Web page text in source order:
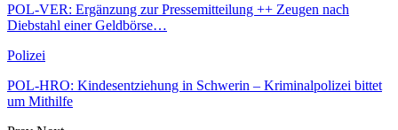
POL-VER: Ergänzung zur Pressemitteilung ++ Zeugen nach
Diebstahl einer Geldbörse…
Polizei
POL-HRO: Kindesentziehung in Schwerin – Kriminalpolizei bittet
um Mithilfe